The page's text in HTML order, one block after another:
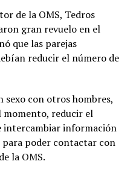
de la OMS, Tedros
gran revuelo en el
que las parejas
reducir el número de
sexo con otros hombres,
momento, reducir el
intercambiar información
poder contactar con
la OMS.